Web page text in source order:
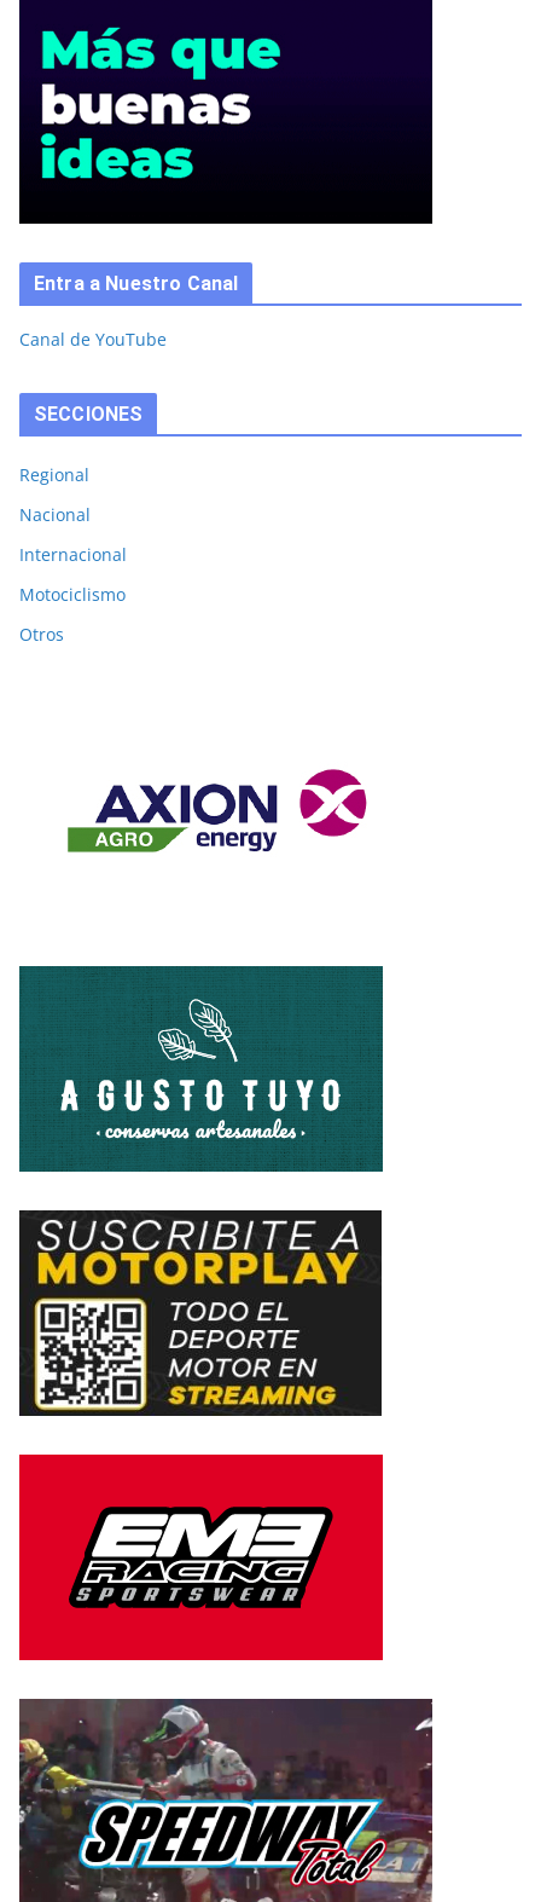
Entra a Nuestro Canal
Canal de YouTube
SECCIONES
Regional
Nacional
Internacional
Motociclismo
Otros